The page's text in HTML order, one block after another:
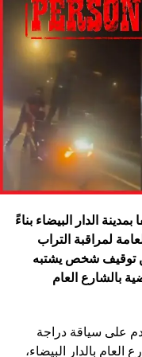
الدار البيضاء بناءً
لمراقبة التراب
الجاري، من توقيف شخص يشتبه
بالشارع العام
على سياقة دراجة
بالدار البيضاء،